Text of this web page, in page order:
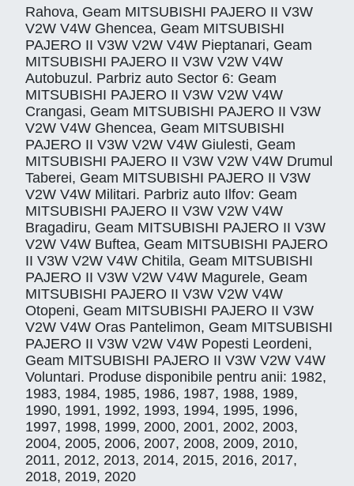
Rahova, Geam MITSUBISHI PAJERO II V3W
V2W V4W Ghencea, Geam MITSUBISHI
PAJERO II V3W V2W V4W Pieptanari, Geam
MITSUBISHI PAJERO II V3W V2W V4W
Autobuzul. Parbriz auto Sector 6: Geam
MITSUBISHI PAJERO II V3W V2W V4W
Crangasi, Geam MITSUBISHI PAJERO II V3W
V2W V4W Ghencea, Geam MITSUBISHI
PAJERO II V3W V2W V4W Giulesti, Geam
MITSUBISHI PAJERO II V3W V2W V4W Drumul
Taberei, Geam MITSUBISHI PAJERO II V3W
V2W V4W Militari. Parbriz auto Ilfov: Geam
MITSUBISHI PAJERO II V3W V2W V4W
Bragadiru, Geam MITSUBISHI PAJERO II V3W
V2W V4W Buftea, Geam MITSUBISHI PAJERO
II V3W V2W V4W Chitila, Geam MITSUBISHI
PAJERO II V3W V2W V4W Magurele, Geam
MITSUBISHI PAJERO II V3W V2W V4W
Otopeni, Geam MITSUBISHI PAJERO II V3W
V2W V4W Oras Pantelimon, Geam MITSUBISHI
PAJERO II V3W V2W V4W Popesti Leordeni,
Geam MITSUBISHI PAJERO II V3W V2W V4W
Voluntari. Produse disponibile pentru anii: 1982,
1983, 1984, 1985, 1986, 1987, 1988, 1989,
1990, 1991, 1992, 1993, 1994, 1995, 1996,
1997, 1998, 1999, 2000, 2001, 2002, 2003,
2004, 2005, 2006, 2007, 2008, 2009, 2010,
2011, 2012, 2013, 2014, 2015, 2016, 2017,
2018, 2019, 2020